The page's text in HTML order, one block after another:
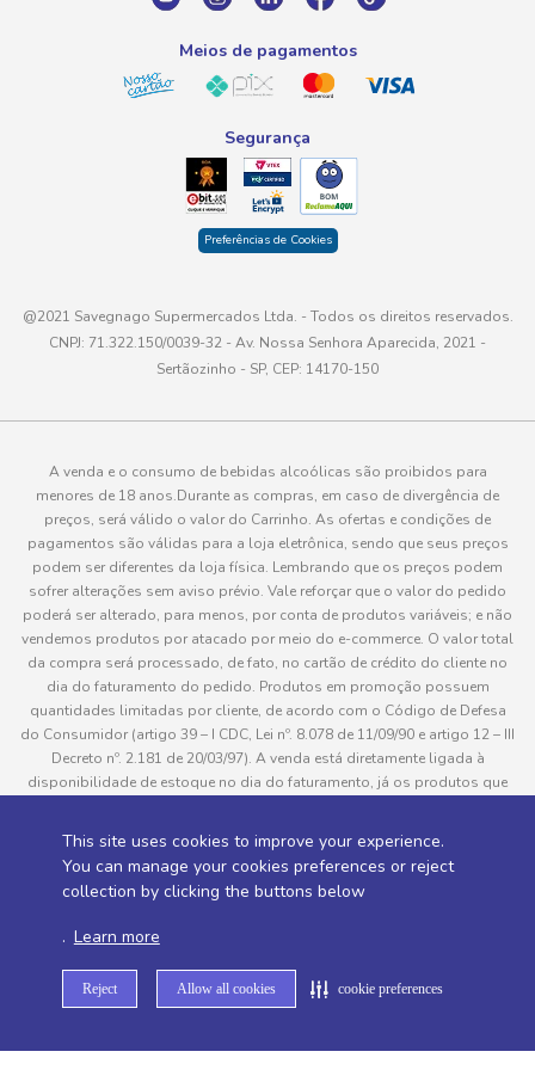
This site uses cookies to improve your experience.
You can manage your cookies preferences or reject
collection by clicking the buttons below
. Learn more
Reject Allow all cookies cookie preferences
atendimento@savegnago.com.br
Meios de pagamentos
Segurança
Preferências de Cookies
@2021 Savegnago Supermercados Ltda. - Todos os direitos reservados.
CNPJ: 71.322.150/0039-32 - Av. Nossa Senhora Aparecida, 2021 -
Sertãozinho - SP, CEP: 14170-150
A venda e o consumo de bebidas alcoólicas são proibidos para
menores de 18 anos.Durante as compras, em caso de divergência de
preços, será válido o valor do Carrinho. As ofertas e condições de
pagamentos são válidas para a loja eletrônica, sendo que seus preços
podem ser diferentes da loja física. Lembrando que os preços podem
sofrer alterações sem aviso prévio. Vale reforçar que o valor do pedido
poderá ser alterado, para menos, por conta de produtos variáveis; e não
vendemos produtos por atacado por meio do e-commerce. O valor total
da compra será processado, de fato, no cartão de crédito do cliente no
dia do faturamento do pedido. Produtos em promoção possuem
quantidades limitadas por cliente, de acordo com o Código de Defesa
do Consumidor (artigo 39 – I CDC, Lei nº. 8.078 de 11/09/90 e artigo 12 – III
Decreto nº. 2.181 de 20/03/97). A venda está diretamente ligada à
disponibilidade de estoque no dia do faturamento, já os produtos que
pedido do cliente, este não será entregue e o valor do item não será
cobrado. As fotos dos produtos no site são ilustrativas, podendo haver
divergência com o produto real e todos os pedidos estão sujeitos à
consultadas em “Política de Entregas”
Desenvolvido por